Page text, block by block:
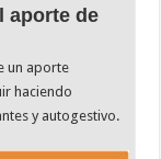
aporte de
un aporte
haciendo
y autogestivo.